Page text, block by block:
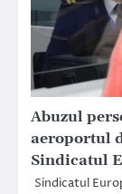
Abuzul
aeroportul
Sindicatul
Sindicatul